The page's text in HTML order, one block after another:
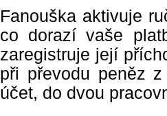
Fanouška aktivuje
co dorazí vaše
zaregistruje její
při převodu peněz
účet, do dvou